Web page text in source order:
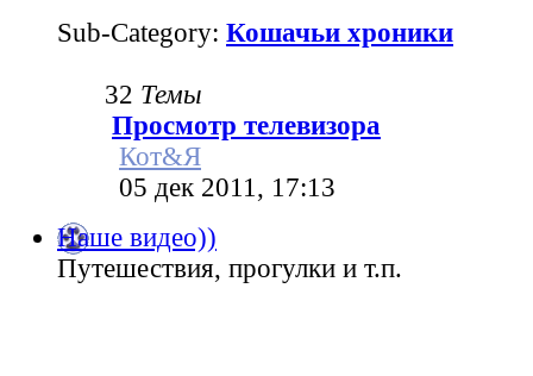
Sub-Category: Кошачьи хроники
32 Темы
Просмотр телевизора
Кот&Я
05 дек 2011, 17:13
Наше видео))
Путешествия, прогулки и т.п.